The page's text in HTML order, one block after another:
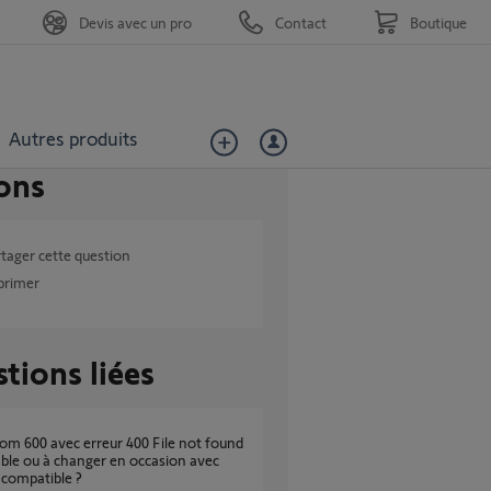
Autres produits
Devis avec un pro Contact Boutique
cette question
liées
ou à changer en occasion avec
?